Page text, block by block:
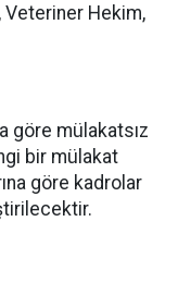
Veteriner Hekim,
göre mülakatsız
bir mülakat
göre kadrolar